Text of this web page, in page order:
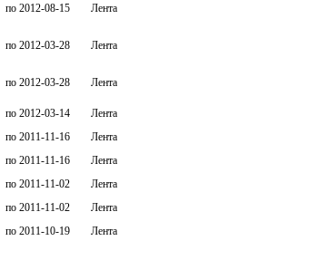
по 2012-08-15 Лента
по 2012-03-28 Лента
по 2012-03-28 Лента
по 2012-03-14
Лента
по 2011-11-16
Лента
по 2011-11-16
Лента
по 2011-11-02
Лента
по 2011-11-02
Лента
по 2011-10-19 Лента